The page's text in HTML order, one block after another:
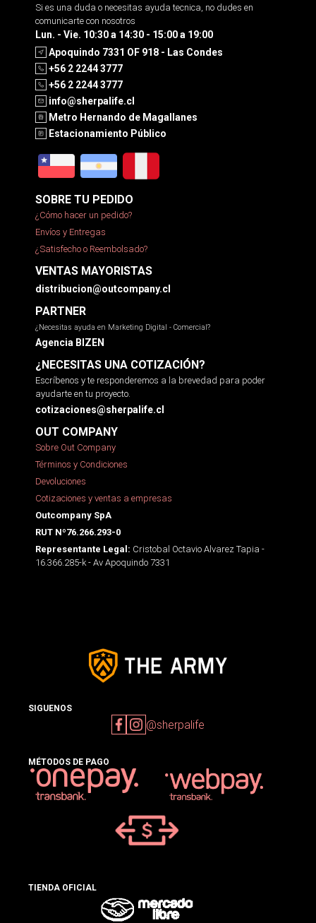
Si es una duda o necesitas ayuda tecnica, no dudes en
comunicarte con nosotros
Lun. - Vie. 10:30 a 14:30 - 15:00 a 19:00
Apoquindo 7331 OF 918 - Las Condes
+56 2 2244 3777
+56 2 2244 3777
info@sherpalife.cl
Metro Hernando de Magallanes
Estacionamiento Público
SOBRE TU PEDIDO
¿Cómo hacer un pedido?
Envíos y Entregas
¿Satisfecho o Reembolsado?
VENTAS MAYORISTAS
distribucion@outcompany.cl
PARTNER
¿Necesitas ayuda en Marketing Digital - Comercial?
Agencia BIZEN
¿NECESITAS UNA COTIZACIÓN?
Escríbenos y te responderemos a la brevedad para poder
ayudarte en tu proyecto.
cotizaciones@sherpalife.cl
OUT COMPANY
Sobre Out Company
Términos y Condiciones
Devoluciones
Cotizaciones y ventas a empresas
Outcompany SpA
RUT Nº76.266.293-0
Representante Legal: Cristobal Octavio Alvarez Tapia -
16.366.285-k - Av Apoquindo 7331
SIGUENOS
@sherpalife
MÉTODOS DE PAGO
TIENDA OFICIAL